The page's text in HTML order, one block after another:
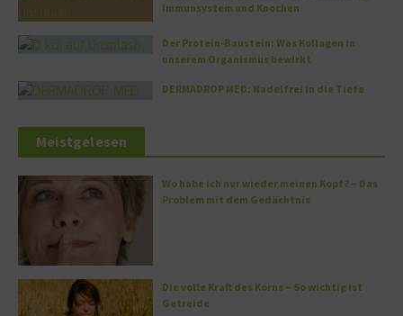
Immunsystem und Knochen
Der Protein-Baustein: Was Kollagen in
unserem Organismus bewirkt
DERMADROP MED: Nadelfrei in die Tiefe
Meistgelesen
Wo habe ich nur wieder meinen Kopf? – Das
Problem mit dem Gedächtnis
Die volle Kraft des Korns – So wichtig ist
Getreide